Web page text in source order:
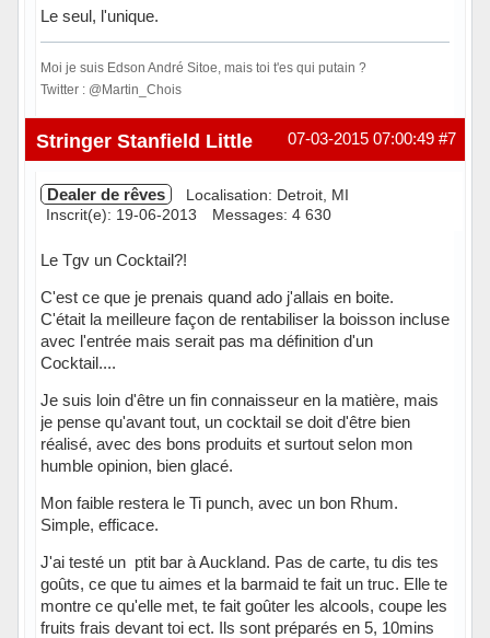
Le seul, l'unique.
Moi je suis Edson André Sitoe, mais toi t'es qui putain ?
Twitter : @Martin_Chois
Hors ligne #7
07-03-2015 07:00:49
Stringer Stanfield Little
Dealer de rêves
Localisation: Detroit, MI
Inscrit(e): 19-06-2013
Messages: 4 630
Le Tgv un Cocktail?!
C'est ce que je prenais quand ado j'allais en boite.
C'était la meilleure façon de rentabiliser la boisson incluse
avec l'entrée mais serait pas ma définition d'un
Cocktail....
Je suis loin d'être un fin connaisseur en la matière, mais
je pense qu'avant tout, un cocktail se doit d'être bien
réalisé, avec des bons produits et surtout selon mon
humble opinion, bien glacé.
Mon faible restera le Ti punch, avec un bon Rhum.
Simple, efficace.
J'ai testé un ptit bar à Auckland. Pas de carte, tu dis tes
goûts, ce que tu aimes et la barmaid te fait un truc. Elle te
montre ce qu'elle met, te fait goûter les alcools, coupe les
fruits frais devant toi ect. Ils sont préparés en 5, 10mins